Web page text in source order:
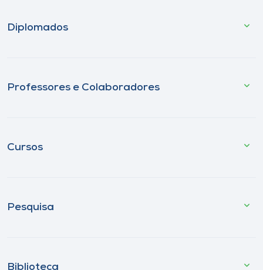
Diplomados
Professores e Colaboradores
Cursos
Pesquisa
Biblioteca